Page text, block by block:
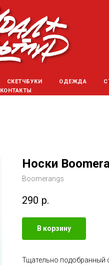
СКЕТЧБУКИ ОДЕЖДА
КОНТАКТЫ
Носки
Boomerangs
290 р.
В корзину
Тщательно подобранный